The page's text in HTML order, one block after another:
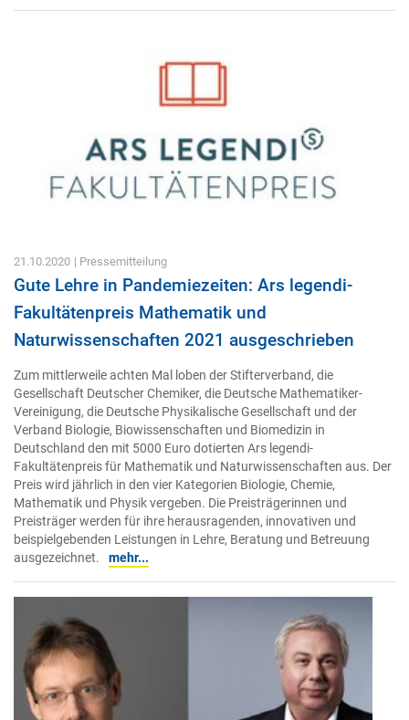
21.10.2020 | Pressemitteilung
Gute Lehre in Pandemiezeiten: Ars legendi-
Fakultätenpreis Mathematik und
Naturwissenschaften 2021 ausgeschrieben
Zum mittlerweile achten Mal loben der Stifterverband, die
Gesellschaft Deutscher Chemiker, die Deutsche Mathematiker-
Vereinigung, die Deutsche Physikalische Gesellschaft und der
Verband Biologie, Biowissenschaften und Biomedizin in
Deutschland den mit 5000 Euro dotierten Ars legendi-
Fakultätenpreis für Mathematik und Naturwissenschaften aus. Der
Preis wird jährlich in den vier Kategorien Biologie, Chemie,
Mathematik und Physik vergeben. Die Preisträgerinnen und
Preisträger werden für ihre herausragenden, innovativen und
beispielgebenden Leistungen in Lehre, Beratung und Betreuung
ausgezeichnet.
mehr...